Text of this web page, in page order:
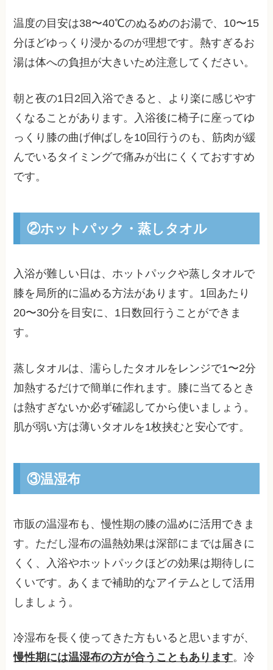
温度の目安は38〜40℃のぬるめのお湯で、10〜15
分ほどゆっくり浸かるのが理想です。熱すぎるお
湯は体への負担が大きいため注意してください。
朝と夜の1日2回入浴できると、より楽に感じやす
くなることがあります。入浴後に椅子に座ってゆ
っくり膝の曲げ伸ばしを10回行うのも、筋肉が緩
んでいるタイミングで痛みが出にくくておすすめ
です。
②ホットパック・蒸しタオル
入浴が難しい日は、ホットパックや蒸しタオルで
膝を局所的に温める方法があります。1回あたり
20〜30分を目安に、1日数回行うことができま
す。
蒸しタオルは、濡らしたタオルをレンジで1〜2分
加熱するだけで簡単に作れます。膝に当てるとき
は熱すぎないか必ず確認してから使いましょう。
肌が弱い方は薄いタオルを1枚挟むと安心です。
③温湿布
市販の温湿布も、慢性期の膝の温めに活用できま
す。ただし湿布の温熱効果は深部にまでは届きに
くく、入浴やホットパックほどの効果は期待しに
くいです。あくまで補助的なアイテムとして活用
しましょう。
冷湿布を長く使ってきた方もいると思いますが、
慢性期には温湿布の方が合うこともあります。冷